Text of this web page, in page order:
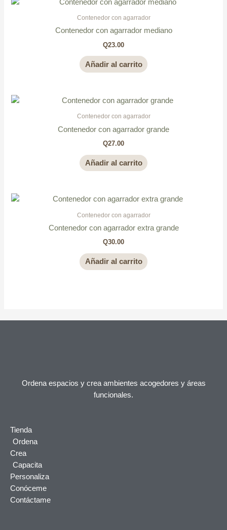
Contenedor con agarrador
Contenedor con agarrador mediano
Q23.00
Añadir al carrito
Contenedor con agarrador
Contenedor con agarrador grande
Q27.00
Añadir al carrito
Contenedor con agarrador
Contenedor con agarrador extra grande
Q30.00
Añadir al carrito
Ordena espacios y crea ambientes acogedores y áreas
funcionales.
Tienda
Ordena
Crea
Capacita
Personaliza
Conóceme
Contáctame